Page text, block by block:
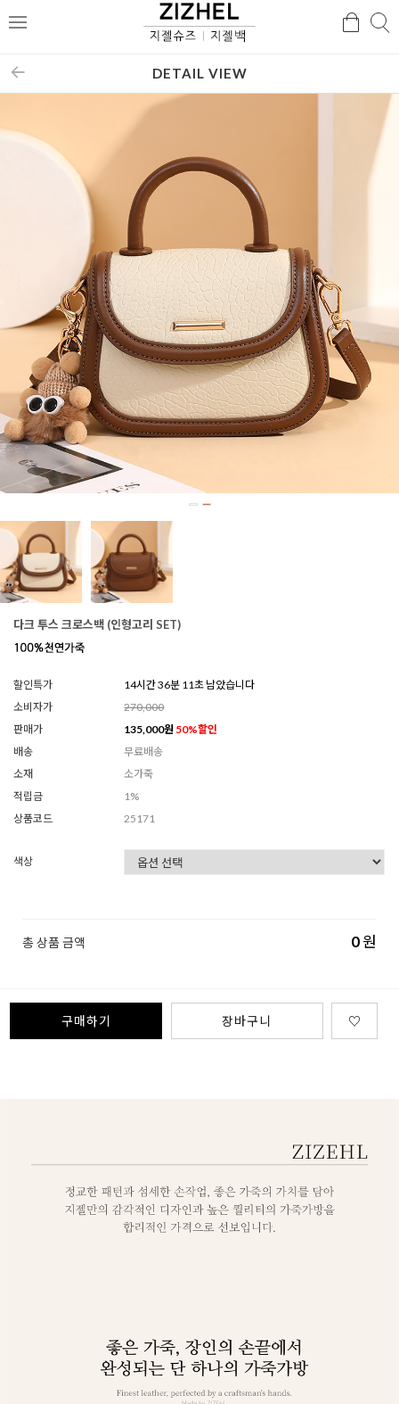
메
검
DETAIL VIEW
다크 투스 크로스백 (인형고리 SET)
할인특가
14시간 36분 07초 남았습니다
소비자가
270,000
판매가
135,000원 50%할인
배송
무료배송
소재
소가죽
적립금
1%
상품코드
25171
색상
총 상품 금액 0원
구매하기 장바구니 ♡